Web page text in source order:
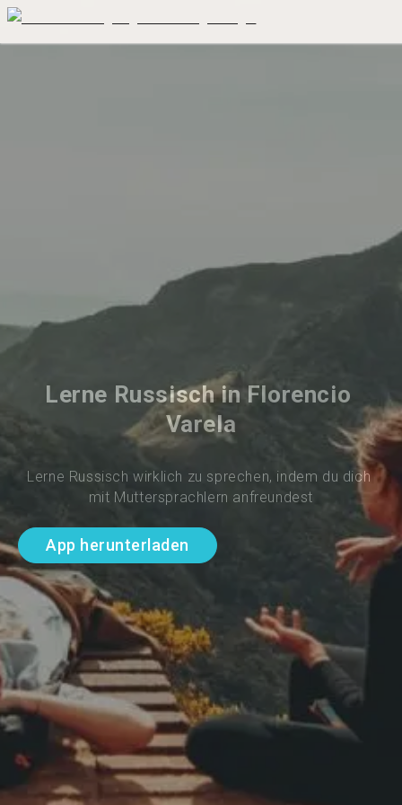
Lerne Russisch in Florencio
Varela
Lerne Russisch wirklich zu sprechen, indem du dich
mit Muttersprachlern anfreundest
App herunterladen